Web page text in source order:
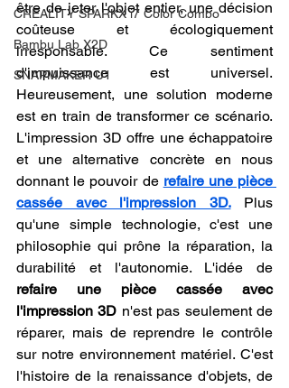
CREALITY SPARKX i7 Color Combo
Bambu Lab X2D
SNAPMAKER U1
être de jeter l'objet entier, une décision
coûteuse et écologiquement
irresponsable. Ce sentiment
d'impuissance est universel.
Heureusement, une solution moderne
est en train de transformer ce scénario.
L'impression 3D offre une échappatoire
et une alternative concrète en nous
donnant le pouvoir de refaire une pièce
cassée avec l'impression 3D. Plus
qu'une simple technologie, c'est une
philosophie qui prône la réparation, la
refaire une pièce cassée avec
l'impression 3D n'est pas seulement de
réparer, mais de reprendre le contrôle
sur notre environnement matériel. C'est
l'histoire de la renaissance d'objets, de